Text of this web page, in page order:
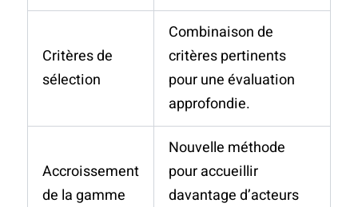
Critères de
sélection
Combinaison de
critères pertinents
pour une évaluation
approfondie.
Accroissement
de la gamme
Nouvelle méthode
pour accueillir
davantage d’acteurs